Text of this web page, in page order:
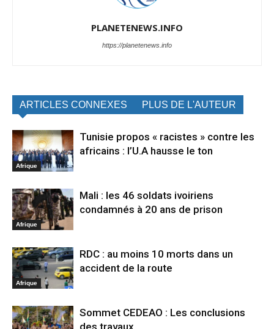
PLANETENEWS.INFO
https://planetenews.info
ARTICLES CONNEXES PLUS DE L'AUTEUR
Afrique
Tunisie propos « racistes » contre les
africains : l’U.A hausse le ton
Afrique
Mali : les 46 soldats ivoiriens
condamnés à 20 ans de prison
Afrique
RDC : au moins 10 morts dans un
accident de la route
Sommet CEDEAO : Les conclusions
des travaux